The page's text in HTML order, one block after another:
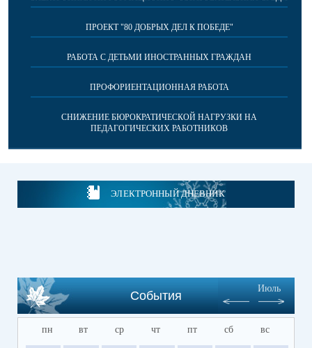
ПРОЕКТ "80 ДОБРЫХ ДЕЛ К ПОБЕДЕ"
РАБОТА С ДЕТЬМИ ИНОСТРАННЫХ ГРАЖДАН
ПРОФОРИЕНТАЦИОННАЯ РАБОТА
СНИЖЕНИЕ БЮРОКРАТИЧЕСКОЙ НАГРУЗКИ НА
ПЕДАГОГИЧЕСКИХ РАБОТНИКОВ
ЭЛЕКТРОННЫЙ ДНЕВНИК
События
Июль
пн вт ср чт пт сб вс